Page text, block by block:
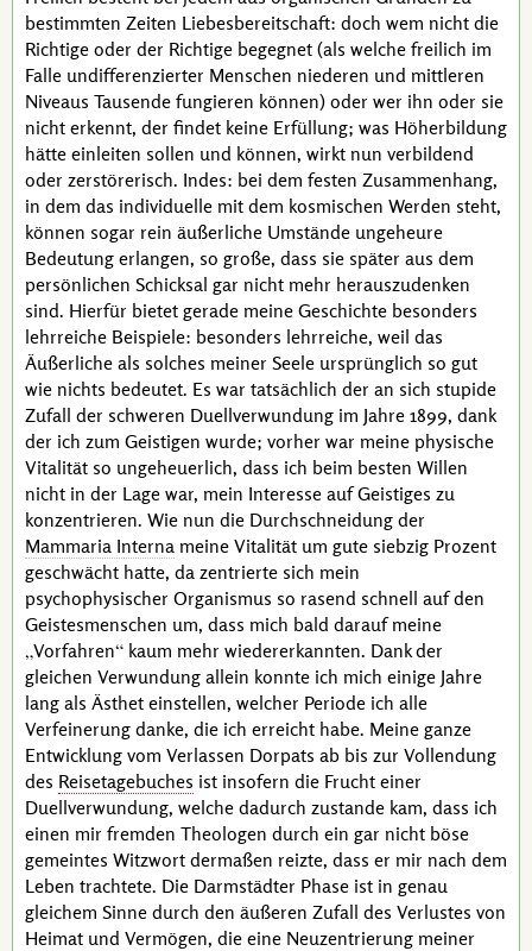
bestimmten Zeiten Liebesbereitschaft: doch wem nicht die
Richtige oder der Richtige begegnet (als welche freilich im
Falle undifferenzierter Menschen niederen und mittleren
Niveaus Tausende fungieren können) oder wer ihn oder sie
nicht erkennt, der findet keine Erfüllung; was Höherbildung
hätte einleiten sollen und können, wirkt nun verbildend
oder zerstörerisch. Indes: bei dem festen Zusammenhang,
in dem das individuelle mit dem kosmischen Werden steht,
können sogar rein äußerliche Umstände ungeheure
Bedeutung erlangen, so große, dass sie später aus dem
persönlichen Schicksal gar nicht mehr herauszudenken
sind. Hierfür bietet gerade meine Geschichte besonders
lehrreiche Beispiele: besonders lehrreiche, weil das
Äußerliche als solches meiner Seele ursprünglich so gut
wie nichts bedeutet. Es war tatsächlich der an sich stupide
Zufall der schweren Duellverwundung im Jahre 1899, dank
der ich zum Geistigen wurde; vorher war meine physische
Vitalität so ungeheuerlich, dass ich beim besten Willen
nicht in der Lage war, mein Interesse auf Geistiges zu
konzentrieren. Wie nun die Durchschneidung der
Mammaria Interna meine Vitalität um gute siebzig Prozent
geschwächt hatte, da zentrierte sich mein
psychophysischer Organismus so rasend schnell auf den
Geistesmenschen um, dass mich bald darauf meine
Vorfahren
kaum mehr wiedererkannten. Dank der
gleichen Verwundung allein konnte ich mich einige Jahre
lang als Ästhet einstellen, welcher Periode ich alle
Verfeinerung danke, die ich erreicht habe. Meine ganze
Entwicklung vom Verlassen Dorpats ab bis zur Vollendung
des Reisetagebuches ist insofern die Frucht einer
Duellverwundung, welche dadurch zustande kam, dass ich
einen mir fremden Theologen durch ein gar nicht böse
gemeintes Witzwort dermaßen reizte, dass er mir nach dem
Leben trachtete. Die Darmstädter Phase ist in genau
gleichem Sinne durch den äußeren Zufall des Verlustes von
Heimat und Vermögen, die eine Neuzentrierung meiner